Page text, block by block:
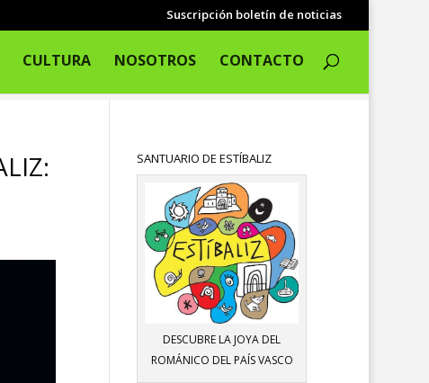
Suscripción boletín de noticias
CULTURA NOSOTROS CONTACTO
SANTUARIO DE ESTÍBALIZ
DESCUBRE LA JOYA DEL
ROMÁNICO DEL PAÍS VASCO